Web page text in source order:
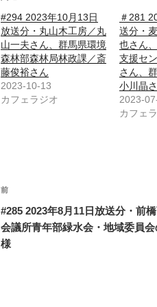
#294 2023年10月13日
放送分・丸山木工房／丸
山一夫さん、群馬県環境
森林部森林局林政課／斎
藤俊裕さん
2023-10-13
カフェラジオ
＃281
送分・
也さん
支援セ
さん、
小川晶
2023-
カフェ
投
稿
ナ
前
の
投
稿
前
#285 2023年8月11日放送分・前
会議所青年部緑水会・地域委員
様